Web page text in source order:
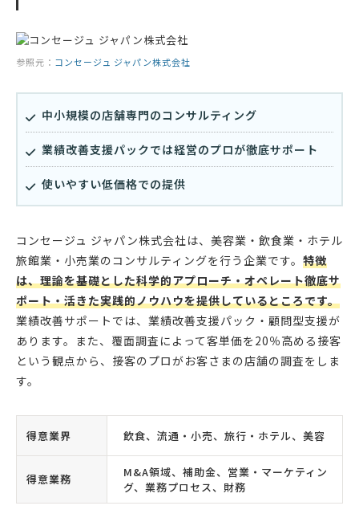
参照元： コンセージュ ジャパン株式会社
中小規模の店舗専門のコンサルティング
業績改善支援パックでは経営のプロが徹底サポート
使いやすい低価格での提供
コンセージュ ジャパン株式会社は、美容業・飲食業・ホテル
旅館業・小売業のコンサルティングを行う企業です。 特徴
は、理論を基礎とした科学的アプローチ・オペレート徹底サ
ポート・活きた実践的ノウハウを提供しているところです。
業績改善サポートでは、業績改善支援パック・顧問型支援が
あります。また、覆面調査によって客単価を20％高める接客
という観点から、接客のプロがお客さまの店舗の調査をしま
す。
得意業界 飲食、流通・小売、旅行・ホテル、美容
得意業務
M&A領域、補助金、営業・マーケティン
グ、業務プロセス、財務